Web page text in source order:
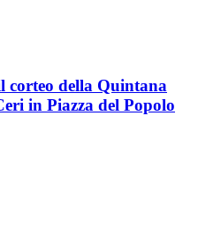
corteo della Quintana
in Piazza del Popolo